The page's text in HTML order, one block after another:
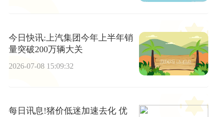
今日快讯:上汽集团今年上半年销
量突破200万辆大关
2026-07-08 15:09:32
每日讯息!猪价低迷加速去化 优